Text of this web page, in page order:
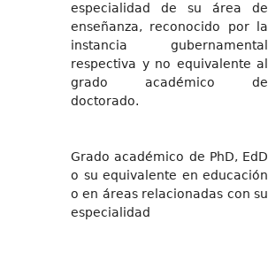
especialidad de su área de
enseñanza, reconocido por la
instancia gubernamental
respectiva y no equivalente al
grado académico de
doctorado.
Grado académico de PhD, EdD
o su equivalente en educación
o en áreas relacionadas con su
especialidad